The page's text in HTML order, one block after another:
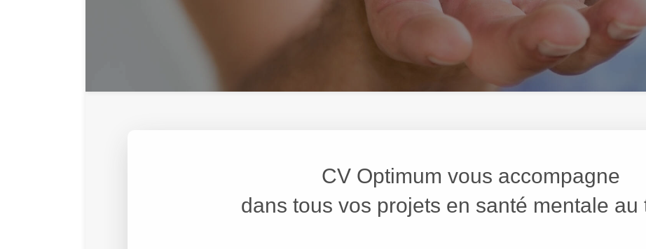
CV Optimum vous accompagne
dans tous vos projets en santé mentale au